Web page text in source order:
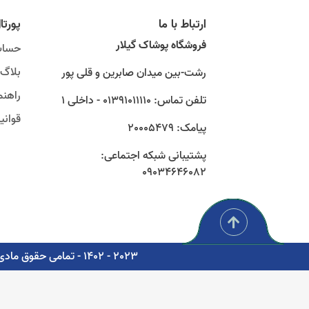
ارتباط با ما
فروشگاه پوشاک گیلار
رشت-بین میدان صابرین و قلی پور
تلفن تماس: 01391011110 - داخلی 1
پیامک: 20005479
پشتیبانی شبکه اجتماعی:
09034646082
بلاگ
2023 - 1402 - تمامی حقوق مادی و معنوی برای شرکت پوشاک سبز گستر گیلار محفوظ است. - مشاوره، پشتیبانی و طراحی اتوماسیون دیجیتال: